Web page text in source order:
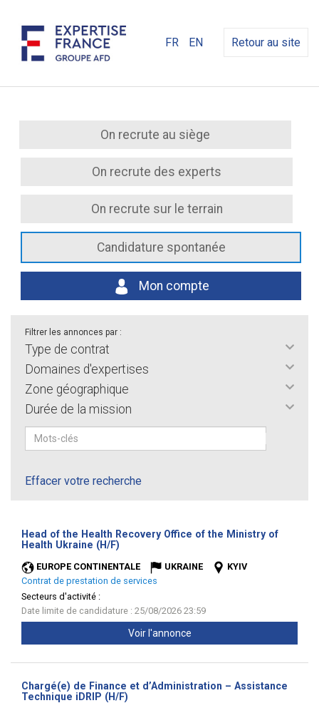
FR EN Retour au site
On recrute au siège
On recrute des experts
On recrute sur le terrain
Candidature spontanée
Mon compte
Filtrer les annonces par :
Type de contrat
Domaines d'expertises
Zone géographique
Durée de la mission
Effacer votre recherche
Head of the Health Recovery Office of the Ministry of
Health Ukraine (H/F)
EUROPE CONTINENTALE UKRAINE
KYIV
Contrat de prestation de services
Secteurs d'activité :
Date limite de candidature : 25/08/2026 23:59
Voir l'annonce
Chargé(e) de Finance et d’Administration – Assistance
Technique iDRIP (H/F)